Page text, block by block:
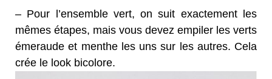
– Pour l’ensemble vert, on suit exactement les
mêmes étapes, mais vous devez empiler les verts
émeraude et menthe les uns sur les autres. Cela
crée le look bicolore.